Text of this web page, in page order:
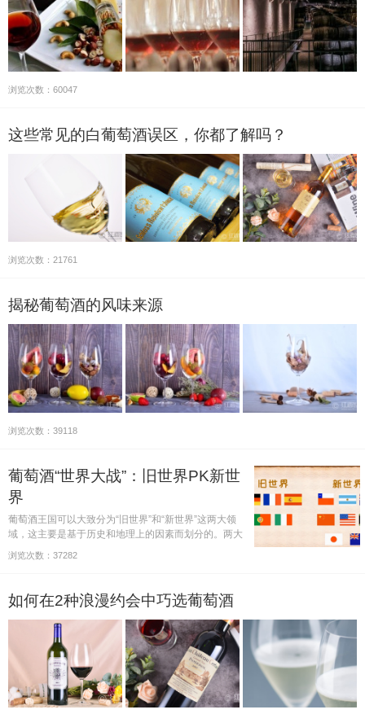
浏览次数：60047
这些常见的白葡萄酒误区，你都了解吗？
浏览次数：21761
揭秘葡萄酒的风味来源
浏览次数：39118
葡萄酒“世界大战”：旧世界PK新世
界
葡萄酒王国可以大致分为“旧世界”和“新世界”这两大领
域，这主要是基于历史和地理上的因素而划分的。两大
呢？哪个领域出产的葡萄酒质量更胜一筹？本文即为您
浏览次数：37282
如何在2种浪漫约会中巧选葡萄酒